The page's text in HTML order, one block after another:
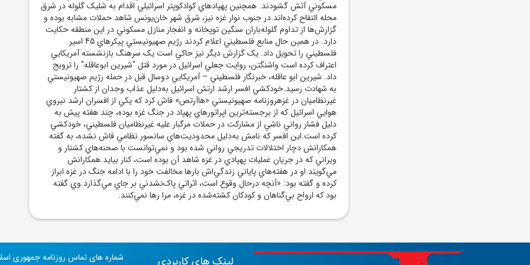
مسکوني آتش گشودند. همچنين پهپادهاي کوادکوپتر اسرائيلي اقدام به شليک گلوله در شرق
محله التفاح کرده‌اند.در جنوب نوار غزه نيز، شرق شهر خان‌يونس شاهد حملات مشابه بوده و
گزارش‌ها از تداوم گلوله‌باران سنگين توپخانه و انفجار منازل مسکوني در اين منطقه حکايت
دارد. در همين حال منابع فلسطيني اعلام کردند رژيم صهيونيستي پيکرهاي 45 اسير
فلسطيني را تحويل داد. يک گزارش ديگر نيز حاکي است يک سرهنگ بازنشسته آمريکايي
اعتراف کرده است واشنگتن، روايت جعلي اسرائيل در مورد قتل "شيرين ابوعاقله" را ترويج
داد. شيرين ابو عاقله، خبرنگار فلسطيني – آمريکايي دوسال قبل در حمله رژيم صهيونيستي
به شهادت رسيد.خودکشي افسر ارشد ارتش اسرائيل به‌دليل عذاب وجدان از کشتار
غيرنظاميان در غزهروزنامه صهيونيستي «هاآرتص» فاش کرد که يکي از افسران ارشد نيروي
هوايي اسرائيل که از برجسته‌ترين اپراتورهاي پهپاد در جنگ غزه بوده، چند هفته پيش به
دليل فشار رواني ناشي از مشارکت در حملات مرگبار عليه غيرنظاميان فلسطيني، خودکشي
کرده است.اين افسر که نامش به‌دليل محدوديت‌هاي سانسور نظامي فاش نشده، به گفته
همکارانش دچار اختلالات تدريجي رواني شده بود و نمي‌توانست با صحنه‌هاي کشتار و
ويراني که در جريان عمليات پهپادي در غزه شاهد آن بوده است، کنار بيايد.همکارانش
مي‌گويند او در هفته‌هاي پاياني زندگي‌اش بارها مخالفت خود را با ادامه جنگ در غزه ابراز
کرده و گفته بود: «آنچه درحال وقوع است، اثراتي پاک‌نشدني بر جاي مي‌گذارد.وي گفته
بود که ارواح بي‌گناهان و کودکان کشته‌شده در غزه، مرا رها نمي‌کنند.
شماره های تماس روزنامه جمهوری لینک های کاربردی